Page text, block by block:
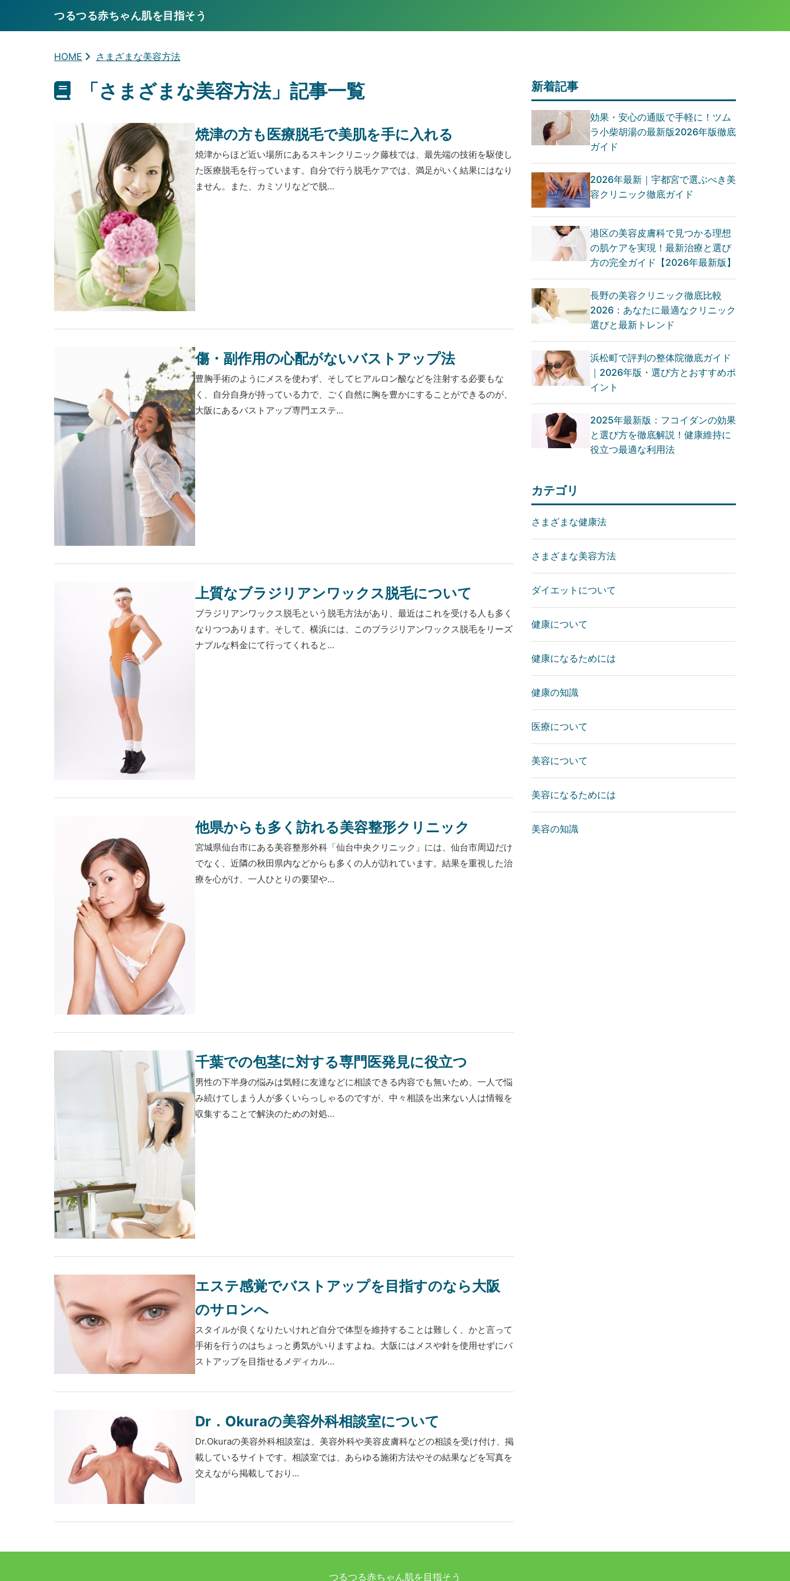
つるつる赤ちゃん肌を目指そう
HOME さまざまな美容方法
「さまざまな美容方法」記事一覧
焼津の方も医療脱毛で美肌を手に入れる
焼津からほど近い場所にあるスキンクリニック藤枝では、最先端の技術を駆使し
た医療脱毛を行っています。自分で行う脱毛ケアでは、満足がいく結果にはなり
ません。また、カミソリなどで脱...
傷・副作用の心配がないバストアップ法
豊胸手術のようにメスを使わず、そしてヒアルロン酸などを注射する必要もな
く、自分自身が持っている力で、ごく自然に胸を豊かにすることができるのが、
大阪にあるバストアップ専門エステ...
上質なブラジリアンワックス脱毛について
ブラジリアンワックス脱毛という脱毛方法があり、最近はこれを受ける人も多く
なりつつあります。そして、横浜には、このブラジリアンワックス脱毛をリーズ
ナブルな料金にて行ってくれると...
他県からも多く訪れる美容整形クリニック
宮城県仙台市にある美容整形外科「仙台中央クリニック」には、仙台市周辺だけ
でなく、近隣の秋田県内などからも多くの人が訪れています。結果を重視した治
療を心がけ、一人ひとりの要望や...
千葉での包茎に対する専門医発見に役立つ
男性の下半身の悩みは気軽に友達などに相談できる内容でも無いため、一人で悩
み続けてしまう人が多くいらっしゃるのですが、中々相談を出来ない人は情報を
収集することで解決のための対処...
エステ感覚でバストアップを目指すのなら大阪
のサロンへ
スタイルが良くなりたいけれど自分で体型を維持することは難しく、かと言って
手術を行うのはちょっと勇気がいりますよね。大阪にはメスや針を使用せずにバ
ストアップを目指せるメディカル...
Dr．Okuraの美容外科相談室について
Dr.Okuraの美容外科相談室は、美容外科や美容皮膚科などの相談を受け付け、掲
載しているサイトです。相談室では、あらゆる施術方法やその結果などを写真を
交えながら掲載しており...
新着記事
効果・安心の通販で手軽に！ツム
ラ小柴胡湯の最新版2026年版徹底
ガイド
2026年最新｜宇都宮で選ぶべき美
容クリニック徹底ガイド
港区の美容皮膚科で見つかる理想
の肌ケアを実現！最新治療と選び
方の完全ガイド【2026年最新版】
長野の美容クリニック徹底比較
2026：あなたに最適なクリニック
選びと最新トレンド
浜松町で評判の整体院徹底ガイド
｜2026年版・選び方とおすすめポ
イント
2025年最新版：フコイダンの効果
と選び方を徹底解説！健康維持に
役立つ最適な利用法
カテゴリ
さまざまな健康法
さまざまな美容方法
ダイエットについて
健康について
健康になるためには
健康の知識
医療について
美容について
美容になるためには
美容の知識
つるつる赤ちゃん肌を目指そう